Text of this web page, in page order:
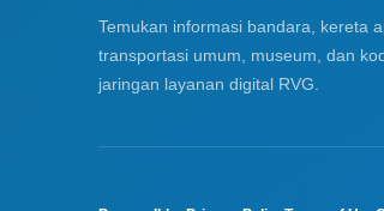
Temukan informasi bandara, kereta
transportasi umum, museum, dan
jaringan layanan digital RVG.